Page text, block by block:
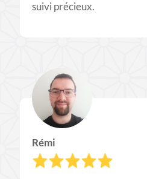
suivi précieux.
Rémi